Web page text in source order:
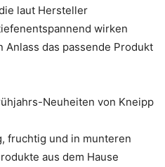
laut Hersteller
wirken
Anlass das passende Produkt
Neuheiten von Kneipp
fruchtig und in munteren
aus dem Hause